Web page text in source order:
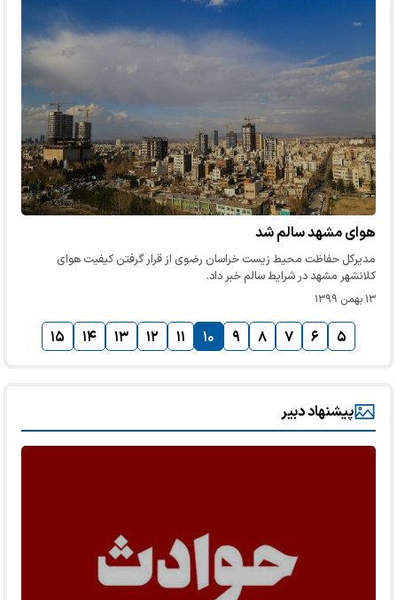
هوای مشهد سالم شد
مدیرکل حفاظت محیط زیست خراسان رضوی از قرار گرفتن کیفیت هوای
کلانشهر مشهد در شرایط سالم خبر داد.
۱۳ بهمن ۱۳۹۹
۵ ۶ ۷ ۸ ۹ ۱۰ ۱۱ ۱۲ ۱۳ ۱۴ ۱۵
پیشنهاد دبیر